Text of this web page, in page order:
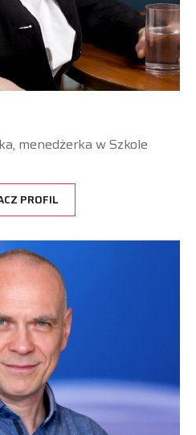
menedżerka w Szkole
PROFIL